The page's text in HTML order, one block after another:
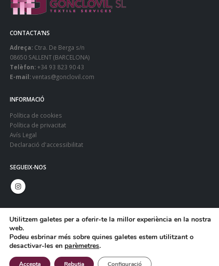
CONTACTA’NS
Adreça: Ctra. De Berga s/n
08650 SALLENT (BARCELONA)
Telèfon:+34 93 823 90 43
E-mail:ventas@gonclovil.com
INFORMACIÓ
Política de cookies
Política de privacitat
Avís Legal
Declaració d'accessibilitat
SEGUEIX-NOS
© Copyright 2024. Gonclovil - Web:Infoactiva't
Utilitzem galetes per a oferir-te la millor experiència en la nostra
web.
Podeu esbrinar més sobre quines galetes estem utilitzant o
desactivar-les en parèmetres.
Accepta Rebutja Configuració